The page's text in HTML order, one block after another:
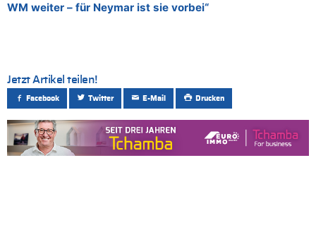
WM weiter – für Neymar ist sie vorbei“
Jetzt Artikel teilen!
Facebook Twitter E-Mail Drucken